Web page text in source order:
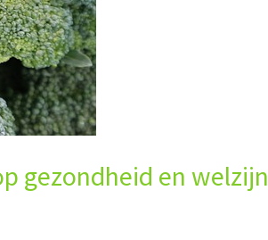
gezondheid en welzijn